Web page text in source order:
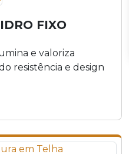
FIXO
e valoriza
resistência e design